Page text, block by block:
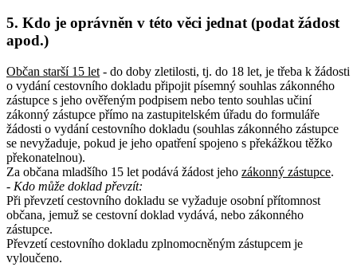
5. Kdo je oprávněn v této věci jednat (podat žádost
apod.)
Občan starší 15 let - do doby zletilosti, tj. do 18 let, je třeba k žádosti
o vydání cestovního dokladu připojit písemný souhlas zákonného
zástupce s jeho ověřeným podpisem nebo tento souhlas učiní
zákonný zástupce přímo na zastupitelském úřadu do formuláře
žádosti o vydání cestovního dokladu (souhlas zákonného zástupce
se nevyžaduje, pokud je jeho opatření spojeno s překážkou těžko
překonatelnou).
Za občana mladšího 15 let podává žádost jeho zákonný zástupce.
- Kdo může doklad převzít:
Při převzetí cestovního dokladu se vyžaduje osobní přítomnost
občana, jemuž se cestovní doklad vydává, nebo zákonného
zástupce.
Převzetí cestovního dokladu zplnomocněným zástupcem je
vyloučeno.